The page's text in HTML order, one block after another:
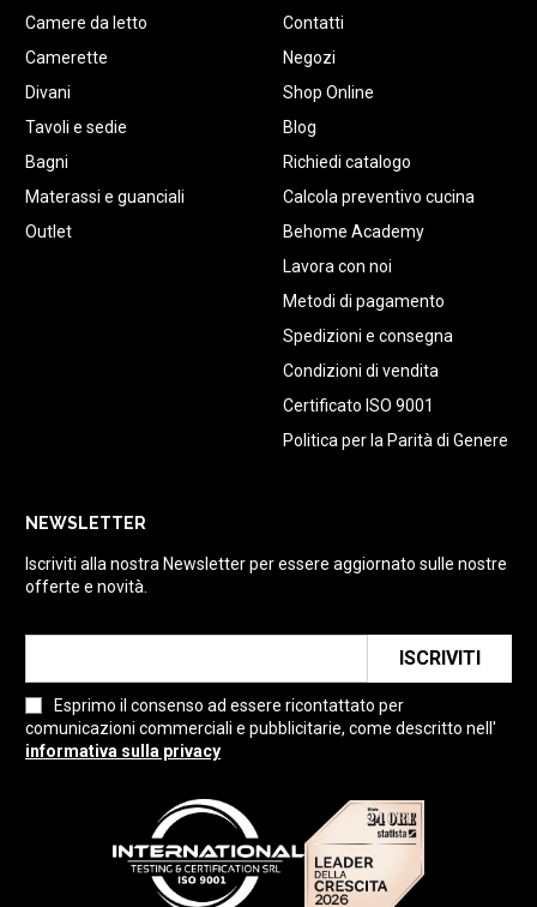
Camere da letto
Camerette
Divani
Tavoli e sedie
Bagni
Materassi e guanciali
Outlet
Contatti
Negozi
Shop Online
Blog
Richiedi catalogo
Calcola preventivo cucina
Behome Academy
Lavora con noi
Metodi di pagamento
Spedizioni e consegna
Condizioni di vendita
Certificato ISO 9001
Politica per la Parità di Genere
NEWSLETTER
Iscriviti alla nostra Newsletter per essere aggiornato sulle nostre
offerte e novità.
ISCRIVITI
Esprimo il consenso ad essere ricontattato per
comunicazioni commerciali e pubblicitarie, come descritto nell'
informativa sulla privacy